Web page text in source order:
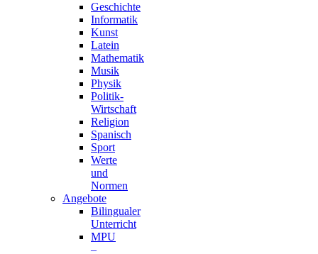
Geschichte
Informatik
Kunst
Latein
Mathematik
Musik
Physik
Politik-
Wirtschaft
Religion
Spanisch
Sport
Werte
und
Normen
Angebote
Bilingualer
Unterricht
MPU
–